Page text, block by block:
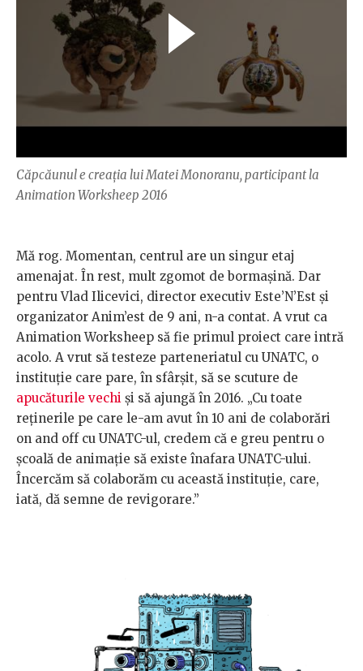
Căpcăunul e creația lui Matei Monoranu, participant la
Animation Worksheep 2016
Mă rog. Momentan, centrul are un singur etaj
amenajat. În rest, mult zgomot de bormașină. Dar
pentru Vlad Ilicevici, director executiv Este’N’Est și
organizator Anim’est de 9 ani, n-a contat. A vrut ca
Animation Worksheep să fie primul proiect care intră
acolo. A vrut să testeze parteneriatul cu UNATC, o
instituție care pare, în sfârșit, să se scuture de
apucăturile vechi și să ajungă în 2016. „Cu toate
reținerile pe care le-am avut în 10 ani de colaborări
on and off cu UNATC-ul, credem că e greu pentru o
școală de animație să existe înafara UNATC-ului.
Încercăm să colaborăm cu această instituție, care,
iată, dă semne de revigorare.”